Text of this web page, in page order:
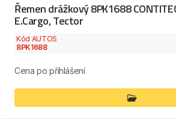
Řemen drážkový 8PK1688
E.Cargo, Tector
Kód AUTOS
8PK1688
Cena po přihlášení